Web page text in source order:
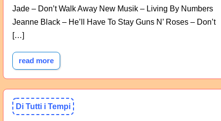
Jade – Don’t Walk Away New Musik – Living By Numbers
Jeanne Black – He’ll Have To Stay Guns N’ Roses – Don’t
[…]
read more
Di Tutti i Tempi